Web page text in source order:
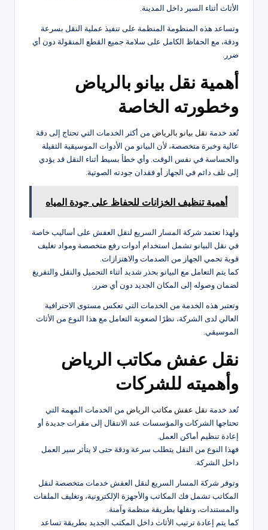
الأثاث أثناء السير داخل المدينة.
وتساعد هذه المنظومة المنظمة على تنفيذ عملية النقل بسرعة
ودقة، مع الحفاظ الكامل على سلامة جميع القطع المنقولة دون أي
ضرر.
أهمية نقل بيانو بالرياض
وخطورته الخاصة
تُعد خدمة نقل بيانو بالرياض من أكثر الخدمات التي تحتاج إلى دقة
عالية وخبرة متخصصة، لأن البيانو من الأدوات الموسيقية الثقيلة
والحساسة في نفس الوقت. وأي خطأ بسيط أثناء النقل قد يؤدي
إلى تلف دائم في الجهاز أو فقدان جودته الصوتية.
أهمية تنظيف الخزانات للحفاظ على جودة المياه
ولهذا تعتمد شركة المسار السريع لنقل العفش على أساليب خاصة
في نقل البيانو تشمل استخدام أدوات رفع متخصصة ومواد تغليف
قوية تحمي الجهاز من الصدمات والاهتزازات.
كما يتم التعامل مع البيانو بحذر شديد أثناء التحميل والنقل والتفريغ
لضمان وصوله إلى المكان الجديد دون أي ضرر.
وتعتبر هذه الخدمة من الخدمات التي تعكس مستوى الاحترافية
العالي لدى الشركة، نظرًا لصعوبة التعامل مع هذا النوع من الأثاث
الموسيقي.
نقل عفش مكاتب الرياض
وأهميته للشركات
تُعد خدمة نقل عفش مكاتب الرياض من الخدمات المهمة التي
تحتاجها الشركات والمؤسسات عند الانتقال إلى مقرات جديدة أو
إعادة تنظيم أماكن العمل.
فهذا النوع من النقل يتطلب سرعة ودقة حتى لا يتأثر سير العمل
داخل الشركة.
وتوفر شركة المسار السريع لنقل العفش خدمات متخصصة لنقل
المكاتب تشمل فك المكاتب والأجهزة الإلكترونية، وتغليف الملفات
والمستندات، ونقلها بطريقة منظمة وآمنة.
كما يتم إعادة ترتيب الأثاث داخل المكتب الجديد بطريقة تساعد